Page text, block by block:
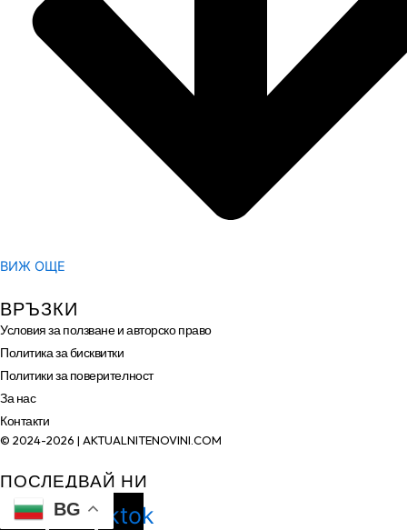
ВИЖ ОЩЕ
ВРЪЗКИ
Условия за ползване и авторско право
Политика за бисквитки
Политики за поверителност
За нас
Контакти
© 2024-2026 | AKTUALNITENOVINI.COM
ПОСЛЕДВАЙ НИ
Instagram
Tiktok
BG